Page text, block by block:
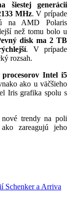
šiestej generácii
MHz. V prípade
na AMD Polaris
než tomu bolo u
disk ma 2 TB
. V prípade
rozsah.
procesorov Intel i5
ako u väčšieho
Iris grafika spolu s
trendy na poli
zareagujú jeho
Schenker a Arriva